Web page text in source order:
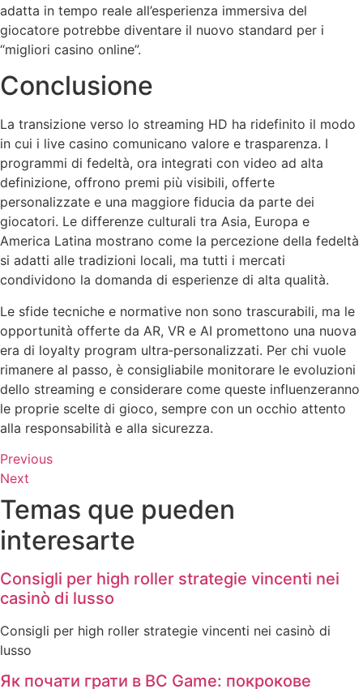
adatta in tempo reale all’esperienza immersiva del
giocatore potrebbe diventare il nuovo standard per i
“migliori casino online”.
Conclusione
La transizione verso lo streaming HD ha ridefinito il modo
in cui i live casino comunicano valore e trasparenza. I
programmi di fedeltà, ora integrati con video ad alta
definizione, offrono premi più visibili, offerte
personalizzate e una maggiore fiducia da parte dei
giocatori. Le differenze culturali tra Asia, Europa e
America Latina mostrano come la percezione della fedeltà
si adatti alle tradizioni locali, ma tutti i mercati
condividono la domanda di esperienze di alta qualità.
Le sfide tecniche e normative non sono trascurabili, ma le
opportunità offerte da AR, VR e AI promettono una nuova
era di loyalty program ultra‑personalizzati. Per chi vuole
rimanere al passo, è consigliabile monitorare le evoluzioni
dello streaming e considerare come queste influenzeranno
le proprie scelte di gioco, sempre con un occhio attento
alla responsabilità e alla sicurezza.
Previous
Next
Temas que pueden
interesarte
Consigli per high roller strategie vincenti nei
casinò di lusso
Consigli per high roller strategie vincenti nei casinò di
lusso
Як почати грати в BC Game: покрокове